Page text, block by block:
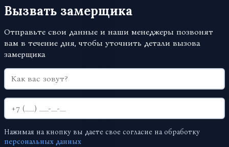
Вызвать замерщика
Отправьте свои данные и наши менеджеры позвонят
вам в течение дня, чтобы уточнить детали вызова
замерщика
Нажимая на кнопку вы даете свое согласие на обработку
персональных данных